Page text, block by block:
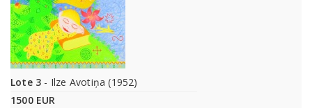
Lote 3 - Ilze Avotiņa (1952)
1500 EUR